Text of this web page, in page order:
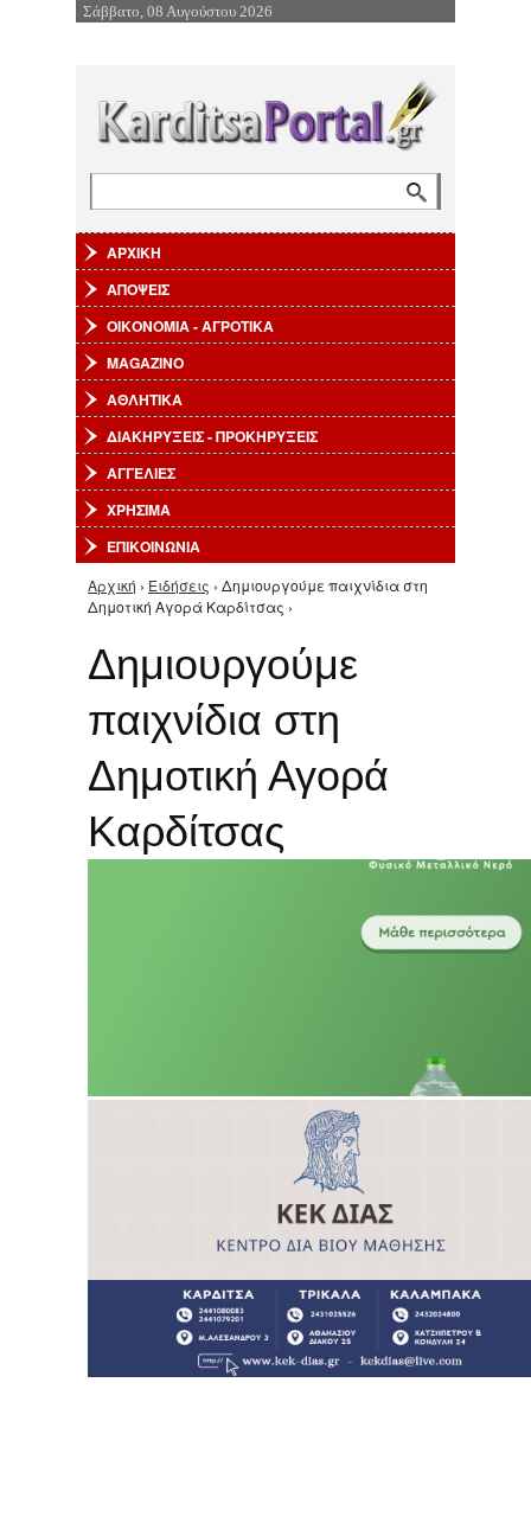
Επιστροφή στην Πλοήγηση
Σάββατο, 08 Αυγούστου 2026
ΑΡΧΙΚΗ
ΑΠΟΨΕΙΣ
ΟΙΚΟΝΟΜΙΑ - ΑΓΡΟΤΙΚΑ
MAGAZINO
ΑΘΛΗΤΙΚΑ
ΔΙΑΚΗΡΥΞΕΙΣ - ΠΡΟΚΗΡΥΞΕΙΣ
ΑΓΓΕΛΙΕΣ
ΧΡΗΣΙΜΑ
ΕΠΙΚΟΙΝΩΝΙΑ
Είστε εδώ
Αρχική › Ειδήσεις › Δημιουργούμε παιχνίδια στη
Δημοτική Αγορά Καρδίτσας ›
Δημιουργούμε
παιχνίδια στη
Δημοτική Αγορά
Καρδίτσας